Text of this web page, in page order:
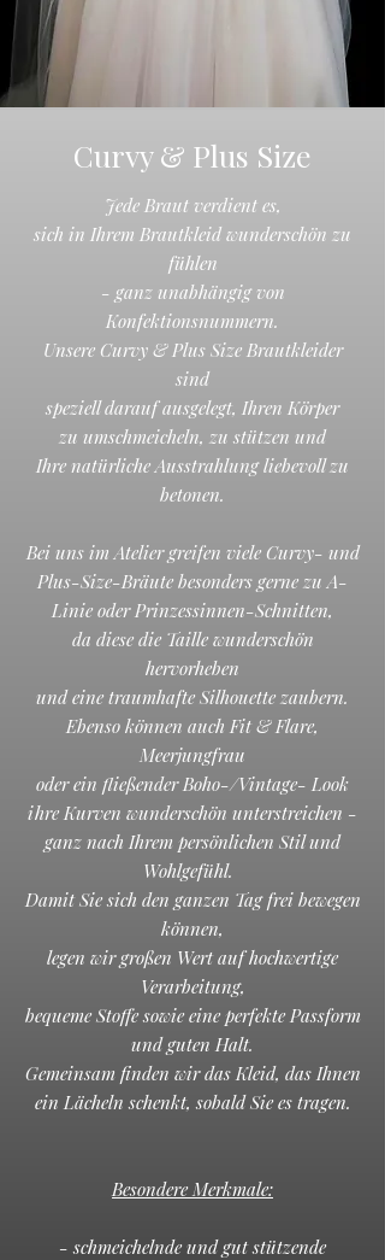
Curvy & Plus Size
Jede Braut verdient es,
sich in Ihrem Brautkleid wunderschön zu
fühlen
- ganz unabhängig von
Konfektionsnummern.
Unsere Curvy & Plus Size Brautkleider
sind
speziell darauf ausgelegt, Ihren Körper
zu umschmeicheln, zu stützen und
Ihre natürliche Ausstrahlung liebevoll zu
betonen.​
Bei uns im Atelier greifen viele Curvy- und
Plus-Size-Bräute besonders gerne zu A-
Linie oder Prinzessinnen-Schnitten,
da diese die Taille wunderschön
hervorheben
und eine traumhafte Silhouette zaubern.
Ebenso können auch Fit & Flare,
Meerjungfrau
oder ein fließender Boho-/Vintage- Look
ihre Kurven wunderschön unterstreichen -
ganz nach Ihrem persönlichen Stil und
Wohlgefühl.
Damit Sie sich den ganzen Tag frei bewegen
können,
legen wir großen Wert auf hochwertige
Verarbeitung,
bequeme Stoffe sowie eine perfekte Passform
und guten Halt.
Gemeinsam finden wir das Kleid, das Ihnen
ein Lächeln schenkt, sobald Sie es tragen.​​
Besondere Merkmale:​
- schmeichelnde und gut stützende